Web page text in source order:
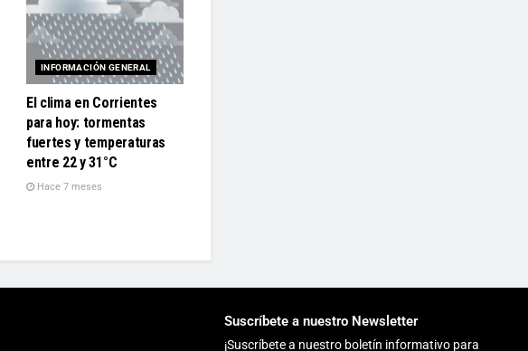
INFORMACIÓN GENERAL
El clima en Corrientes
para hoy: tormentas
fuertes y temperaturas
entre 22 y 31°C
Hace 7 meses
Suscríbete a nuestro Newsletter
¡Suscríbete a nuestro boletín informativo para